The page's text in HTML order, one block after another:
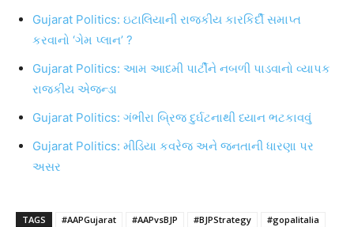
Gujarat Politics: ઇટાલિયાની રાજકીય કારકિર્દી સમાપ્ત
કરવાનો ‘ગેમ પ્લાન’ ?
Gujarat Politics: આમ આદમી પાર્ટીને નબળી પાડવાનો વ્યાપક
રાજકીય એજન્ડા
Gujarat Politics: ગંભીરા બ્રિજ દુર્ઘટનાથી ધ્યાન ભટકાવવું
Gujarat Politics: મીડિયા કવરેજ અને જનતાની ધારણા પર
અસર
TAGS #AAPGujarat #AAPvsBJP #BJPStrategy
#gopalitalia